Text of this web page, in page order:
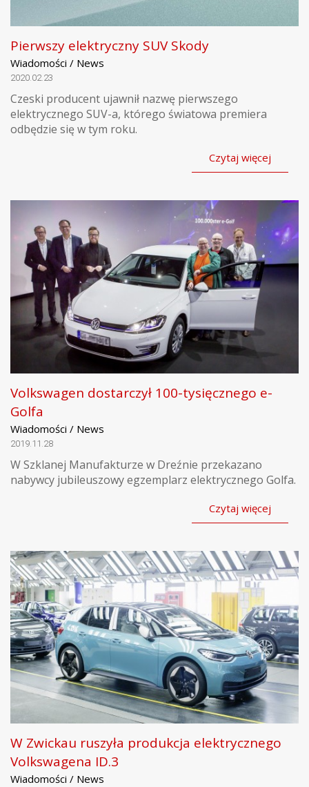
Pierwszy elektryczny SUV Skody
Wiadomości / News
2020.02.23
Czeski producent ujawnił nazwę pierwszego
elektrycznego SUV-a, którego światowa premiera
odbędzie się w tym roku.
Czytaj więcej
Volkswagen dostarczył 100-tysięcznego e-
Golfa
Wiadomości / News
2019.11.28
W Szklanej Manufakturze w Dreźnie przekazano
nabywcy jubileuszowy egzemplarz elektrycznego Golfa.
Czytaj więcej
W Zwickau ruszyła produkcja elektrycznego
Volkswagena ID.3
Wiadomości / News